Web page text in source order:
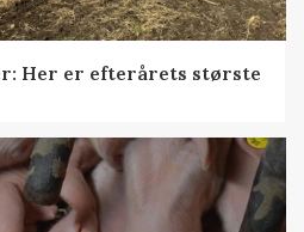
Her er efterårets største